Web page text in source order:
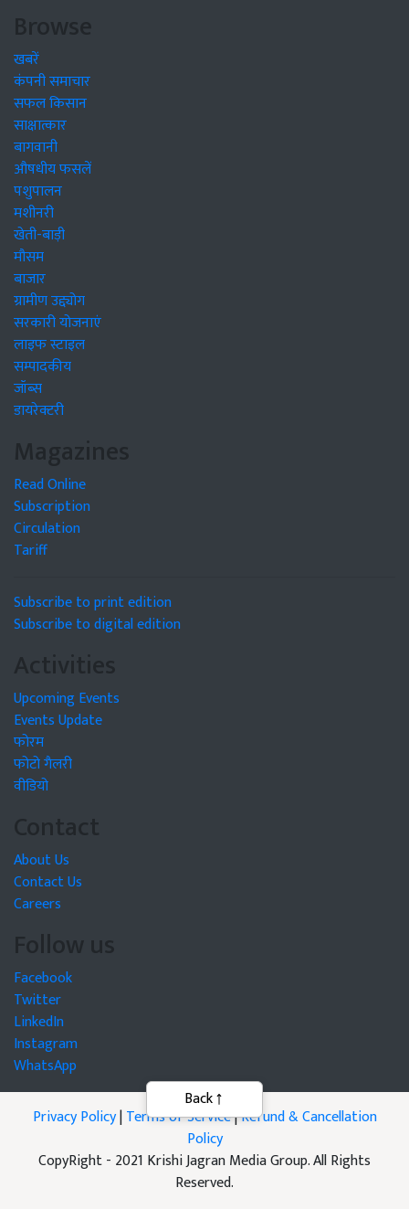
Browse
खबरें
कंपनी समाचार
सफल किसान
साक्षात्कार
बागवानी
औषधीय फसलें
पशुपालन
मशीनरी
खेती-बाड़ी
मौसम
बाजार
ग्रामीण उद्द्योग
सरकारी योजनाएं
लाइफ स्टाइल
सम्पादकीय
जॉब्स
डायरेक्टरी
Magazines
Read Online
Subscription
Circulation
Tariff
Subscribe to print edition
Subscribe to digital edition
Activities
Upcoming Events
Events Update
फोरम
फोटो गैलरी
वीडियो
Contact
About Us
Contact Us
Careers
Follow us
Facebook
Twitter
LinkedIn
Instagram
WhatsApp
Privacy Policy|Terms of Service|Refund & Cancellation
Policy
CopyRight - 2021 Krishi Jagran Media Group. All Rights
Reserved.
Back